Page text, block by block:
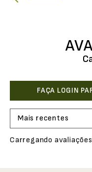
Mais recentes
Carregando